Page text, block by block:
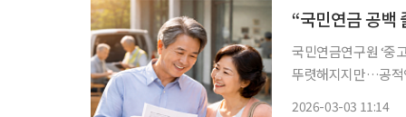
“국민연금 공백
국민연금연구원 ‘중
뚜렷해지지만…공적
2026-03-03 11:14